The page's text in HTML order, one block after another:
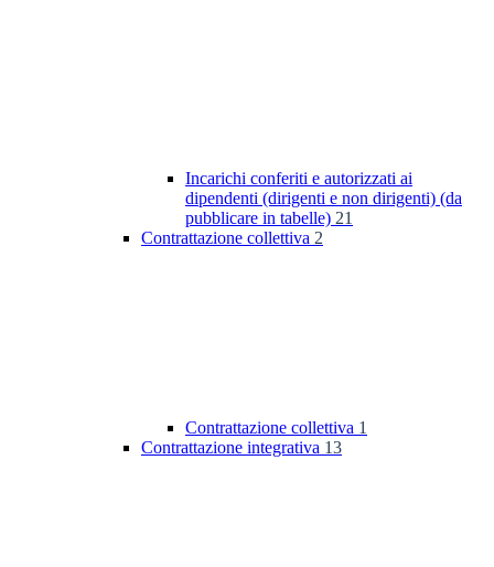
Incarichi conferiti e autorizzati ai
dipendenti (dirigenti e non dirigenti) (da
pubblicare in tabelle) 21
Contrattazione collettiva 2
Contrattazione collettiva 1
Contrattazione integrativa 13